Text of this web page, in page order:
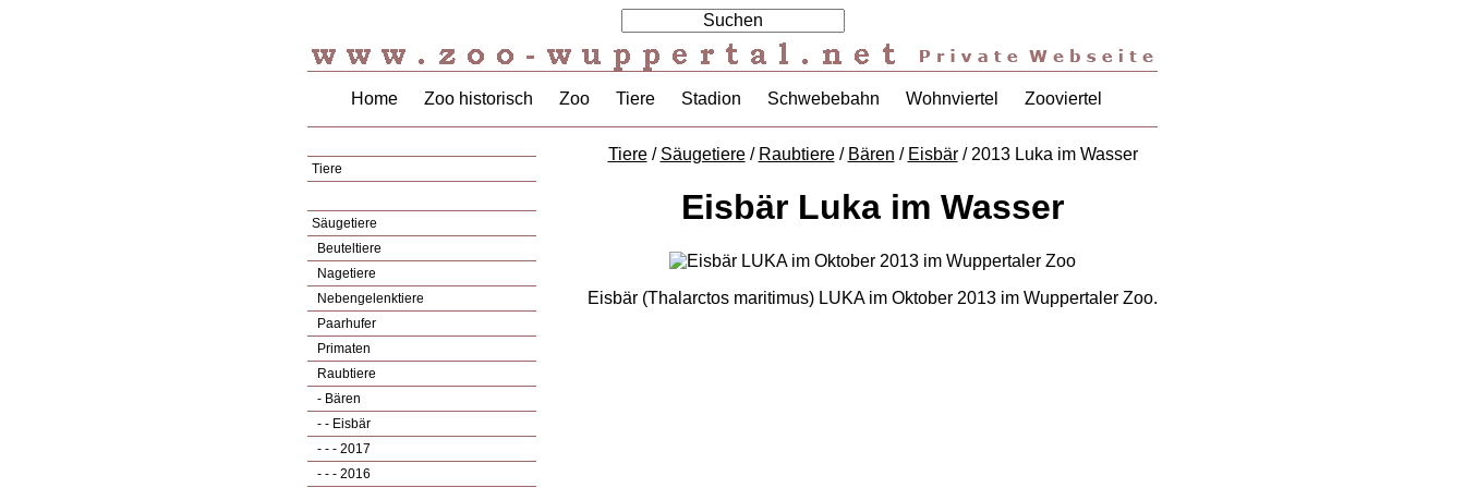
Home Zoo historisch Zoo Tiere Stadion Schwebebahn Wohnviertel Zooviertel
Tiere
Säugetiere
Beuteltiere
Nagetiere
Nebengelenktiere
Paarhufer
Primaten
Raubtiere
- Bären
- - Eisbär
- - - 2017
- - - 2016
Tiere/ Säugetiere/ Raubtiere/ Bären / Eisbär/ 2013 Luka im Wasser
Eisbär Luka im Wasser
Eisbär (Thalarctos maritimus) LUKA im Oktober 2013 im Wuppertaler Zoo.